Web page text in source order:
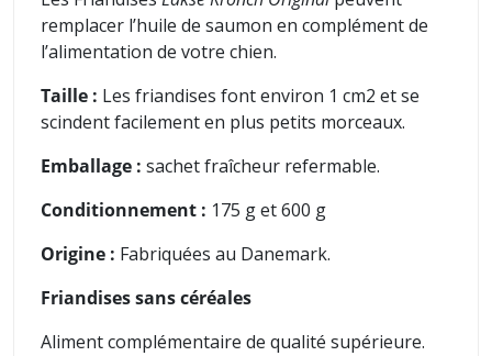
remplacer l’huile de saumon en complément de
l’alimentation de votre chien.
Taille : Les friandises font environ 1 cm2 et se
scindent facilement en plus petits morceaux.
Emballage : sachet fraîcheur refermable.
Conditionnement : 175 g et 600 g
Origine : Fabriquées au Danemark.
Friandises sans céréales
Aliment complémentaire de qualité supérieure.